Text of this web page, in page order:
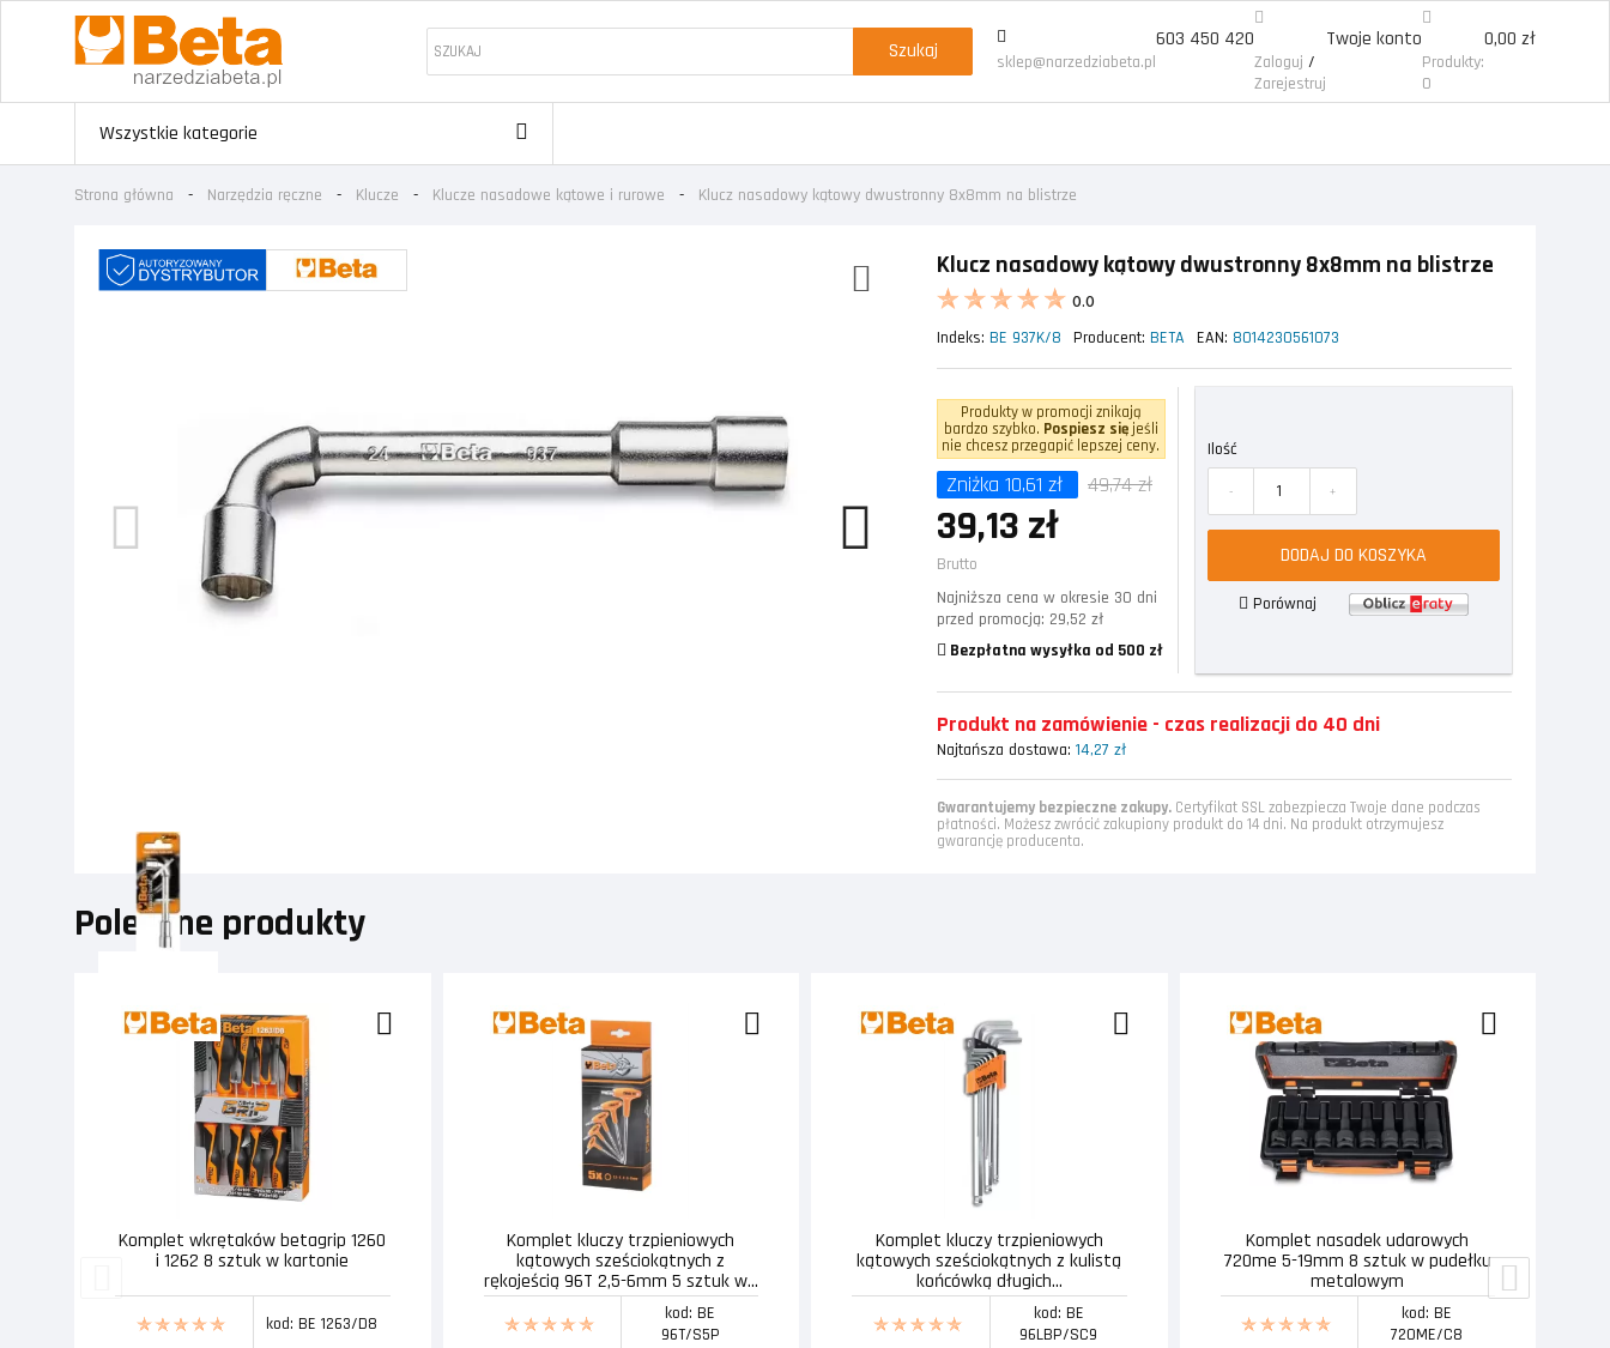
Szukaj 603 450 420
sklep@narzedziabeta.pl
Twoje konto
Zaloguj /
Zarejestruj
0,00 zł
Produkty:
0
Wszystkie kategorie
Strona główna Narzędzia ręczne Klucze Klucze nasadowe kątowe i rurowe Klucz nasadowy kątowy dwustronny 8x8mm na blistrze
Klucz nasadowy kątowy dwustronny 8x8mm na blistrze
0.0
Indeks: BE 937K/8 Producent: BETA EAN: 8014230561073
Produkty w promocji znikają
bardzo szybko. Pospiesz sięjeśli
nie chcesz przegapić lepszej ceny.
Zniżka 10,61 zł 49,74 zł
39,13 zł
Brutto
Najniższa cena w okresie 30 dni
przed promocją: 29,52 zł
Bezpłatna wysyłka od 500 zł
Ilość
- +
DODAJ DO KOSZYKA
Porównaj
Produkt na zamówienie - czas realizacji do 40 dni
Najtańsza dostawa: 14,27 zł
Gwarantujemy bezpieczne zakupy.Certyfikat SSL zabezpiecza Twoje dane podczas
płatności. Możesz zwrócić zakupiony produkt do 14 dni. Na produkt otrzymujesz
gwarancję producenta.
Polecane produkty
Komplet wkrętaków betagrip 1260
i 1262 8 sztuk w kartonie
kod: BE 1263/D8
Komplet kluczy trzpieniowych
kątowych sześciokątnych z
rękojeścią 96T 2,5-6mm 5 sztuk w...
kod: BE
96T/S5P
Komplet kluczy trzpieniowych
kątowych sześciokątnych z kulistą
końcówką długich...
kod: BE
96LBP/SC9
Komplet nasadek udarowych
720me 5-19mm 8 sztuk w pudełku
metalowym
kod: BE
720ME/C8